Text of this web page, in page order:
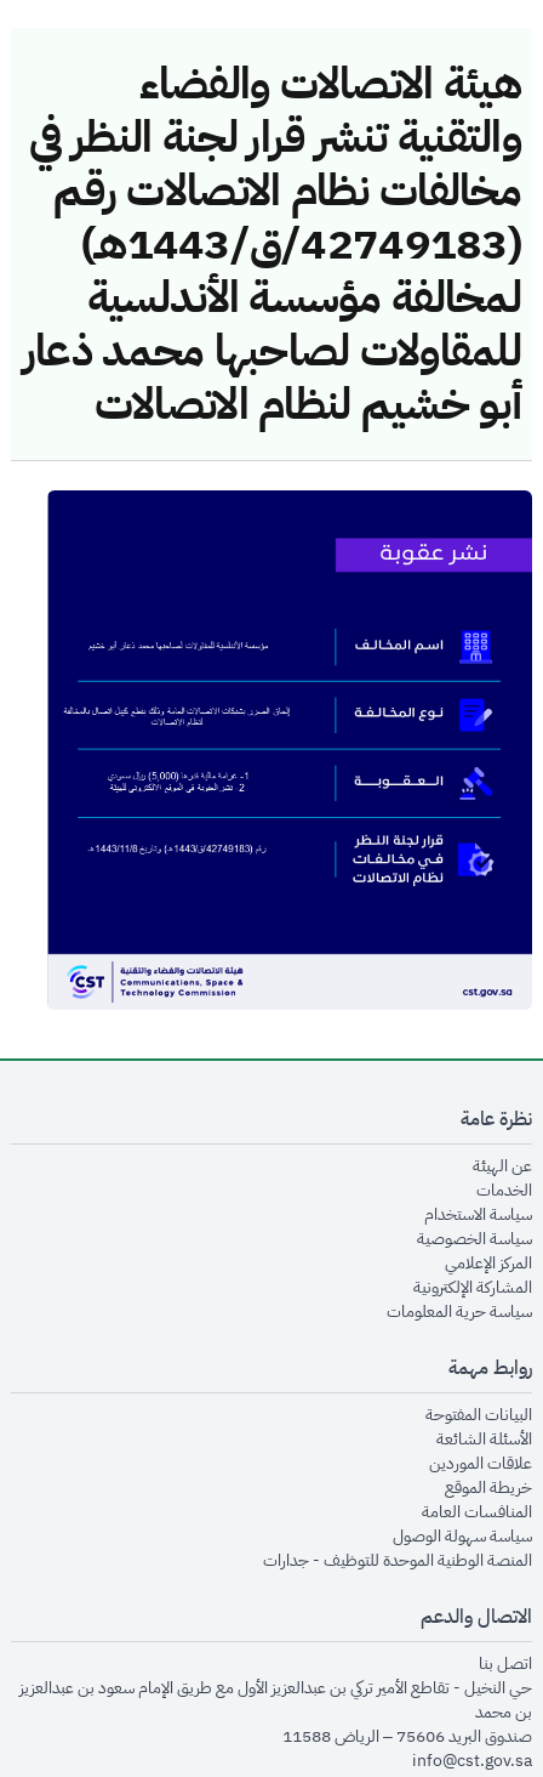
هيئة الاتصالات والفضاء
والتقنية تنشر قرار لجنة النظر في
مخالفات نظام الاتصالات رقم
(42749183/ق/1443هـ)
لمخالفة مؤسسة الأندلسية
للمقاولات لصاحبها محمد ذعار
أبو خشيم لنظام الاتصالات
نظرة عامة
عن الهيئةopens in new window
الخدماتopens in new window
سياسة الاستخدام
سياسة الخصوصيةopens in new window
المركز الإعلاميopens in new window
المشاركة الإلكترونيةopens in new window
سياسة حرية المعلوماتopens in new window
روابط مهمة
البيانات المفتوحةopens in new window
الأسئلة الشائعةopens in new window
علاقات الموردينopens in new window
خريطة الموقعopens in new window
المنافسات العامةopens in new window
سياسة سهولة الوصولopens in new window
المنصة الوطنية الموحدة للتوظيف - جداراتopens in new window
الاتصال والدعم
اتصل بنا
حي النخيل - تقاطع الأمير تركي بن عبدالعزيز الأول مع طريق الإمام سعود بن عبدالعزيز
بن محمد
صندوق البريد 75606 – الرياض 11588
info@cst.gov.sa